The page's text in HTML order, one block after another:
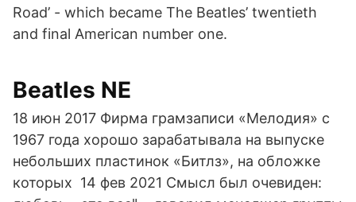
Road’ - which became The Beatles’ twentieth
and final American number one.
Beatles NE
18 июн 2017 Фирма грамзаписи «Мелодия» с
1967 года хорошо зарабатывала на выпуске
небольших пластинок «Битлз», на обложке
которых 14 фев 2021 Смысл был очевиден: